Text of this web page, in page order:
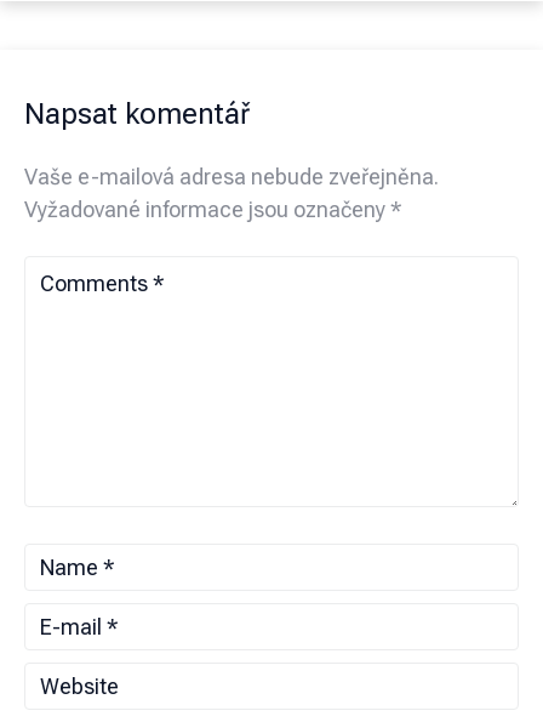
Napsat komentář
Vaše e-mailová adresa nebude zveřejněna.
Vyžadované informace jsou označeny*